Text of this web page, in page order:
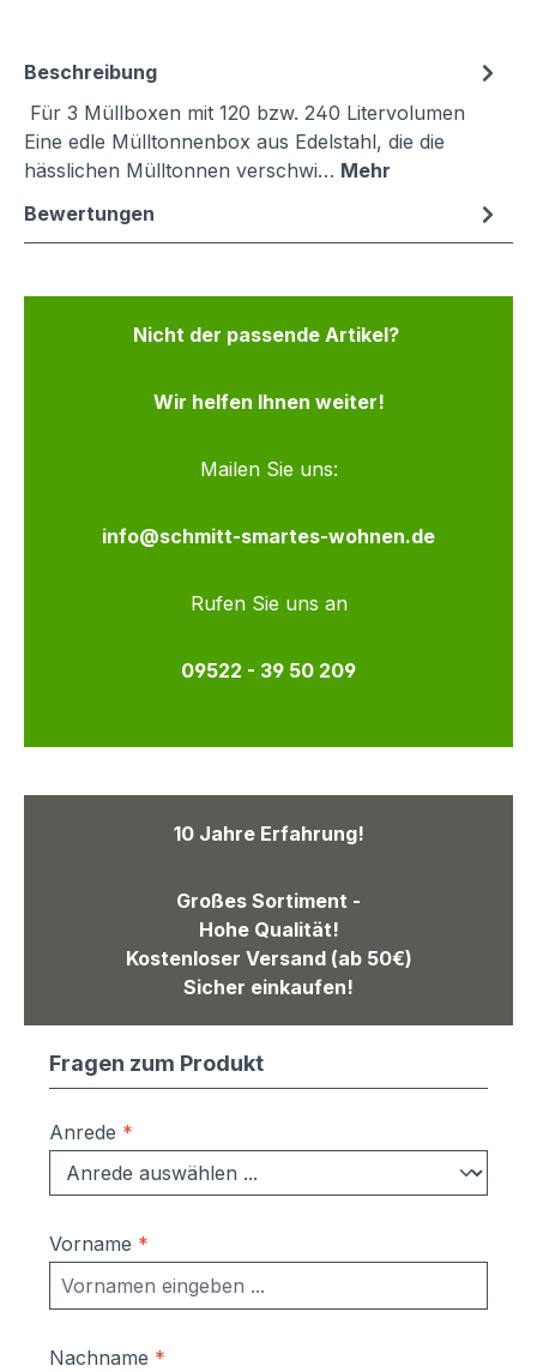
Beschreibung
Für 3 Müllboxen mit 120 bzw. 240 Litervolumen
Eine edle Mülltonnenbox aus Edelstahl, die die
hässlichen Mülltonnen verschwi… Mehr
Bewertungen
Nicht der passende Artikel?
Wir helfen Ihnen weiter!
Mailen Sie uns:
info@schmitt-smartes-wohnen.de
Rufen Sie uns an
09522 - 39 50 209
10 Jahre Erfahrung!
Großes Sortiment -
Hohe Qualität!
Kostenloser Versand (ab 50€)
Sicher einkaufen!
Fragen zum Produkt
Anrede *
Vorname *
Nachname *